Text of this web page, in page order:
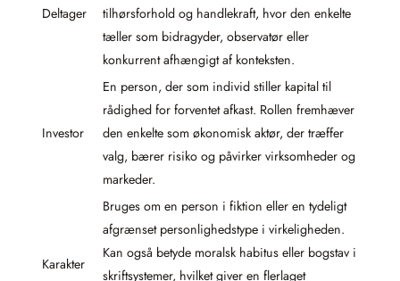
Deltager
tilhørsforhold og handlekraft, hvor den enkelte
tæller som bidragyder, observatør eller
konkurrent afhængigt af konteksten.
Investor
En person, der som individ stiller kapital til
rådighed for forventet afkast. Rollen fremhæver
den enkelte som økonomisk aktør, der træffer
valg, bærer risiko og påvirker virksomheder og
markeder.
Karakter
Bruges om en person i fiktion eller en tydeligt
afgrænset personlighedstype i virkeligheden.
Kan også betyde moralsk habitus eller bogstav i
skriftsystemer, hvilket giver en flerlaget